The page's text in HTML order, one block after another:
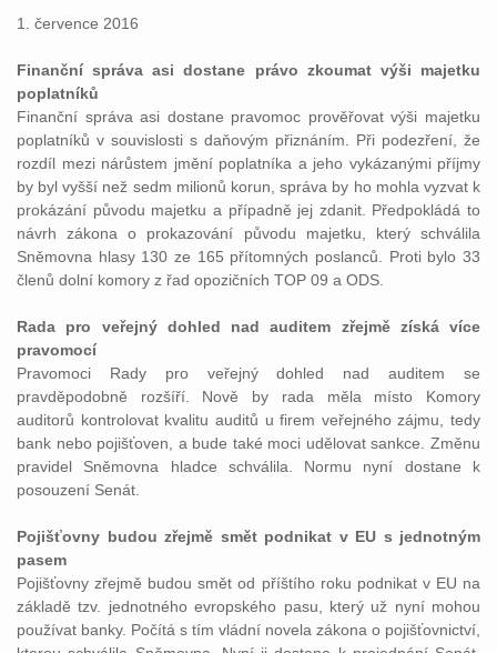
1. července 2016
Finanční správa asi dostane právo zkoumat výši majetku
poplatníků
Finanční správa asi dostane pravomoc prověřovat výši majetku
poplatníků v souvislosti s daňovým přiznáním. Při podezření, že
rozdíl mezi nárůstem jmění poplatníka a jeho vykázanými příjmy
by byl vyšší než sedm milionů korun, správa by ho mohla vyzvat k
prokázání původu majetku a případně jej zdanit. Předpokládá to
návrh zákona o prokazování původu majetku, který schválila
Sněmovna hlasy 130 ze 165 přítomných poslanců. Proti bylo 33
členů dolní komory z řad opozičních TOP 09 a ODS.
Rada pro veřejný dohled nad auditem zřejmě získá více
pravomocí
Pravomoci Rady pro veřejný dohled nad auditem se
pravděpodobně rozšíří. Nově by rada měla místo Komory
auditorů kontrolovat kvalitu auditů u firem veřejného zájmu, tedy
bank nebo pojišťoven, a bude také moci udělovat sankce. Změnu
pravidel Sněmovna hladce schválila. Normu nyní dostane k
posouzení Senát.
Pojišťovny budou zřejmě smět podnikat v EU s jednotným
pasem
Pojišťovny zřejmě budou smět od příštího roku podnikat v EU na
základě tzv. jednotného evropského pasu, který už nyní mohou
používat banky. Počítá s tím vládní novela zákona o pojišťovnictví,